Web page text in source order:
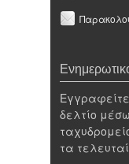
Εγγραφείτε
δελτίο
τα